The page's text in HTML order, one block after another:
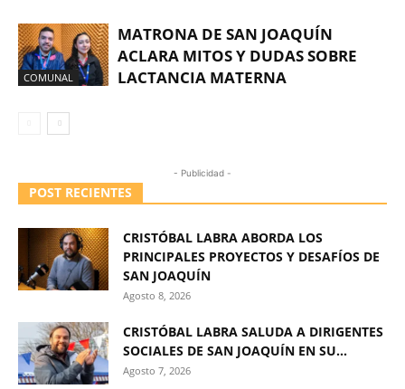
COMUNAL
MATRONA DE SAN JOAQUÍN
ACLARA MITOS Y DUDAS SOBRE
LACTANCIA MATERNA
- Publicidad -
POST RECIENTES
CRISTÓBAL LABRA ABORDA LOS
PRINCIPALES PROYECTOS Y DESAFÍOS DE
SAN JOAQUÍN
Agosto 8, 2026
CRISTÓBAL LABRA SALUDA A DIRIGENTES
SOCIALES DE SAN JOAQUÍN EN SU...
Agosto 7, 2026